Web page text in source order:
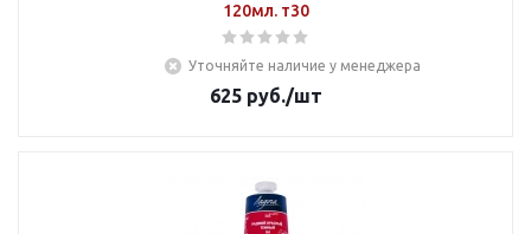
120мл. т30
Уточняйте наличие у менеджера
625 руб./шт